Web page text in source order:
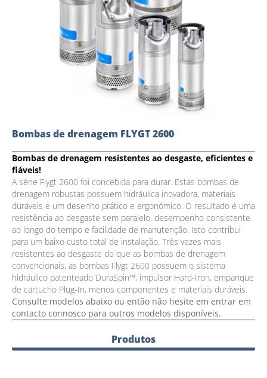
Bombas de drenagem FLYGT 2600
Bombas de drenagem resistentes ao desgaste, eficientes e
fiáveis!
A série Flygt 2600 foi concebida para durar. Estas bombas de
drenagem robustas possuem hidráulica inovadora, materiais
duráveis e um desenho prático e ergonómico. O resultado é uma
resistência ao desgaste sem paralelo, desempenho consistente
ao longo do tempo e facilidade de manutenção. Isto contribui
para um baixo custo total de instalação. Três vezes mais
resistentes ao desgaste do que as bombas de drenagem
convencionais, as bombas Flygt 2600 possuem o sistema
hidráulico patenteado DuraSpin™, impulsor Hard-Iron, empanque
de cartucho Plug-In, menos componentes e materiais duráveis.
Consulte modelos abaixo ou então não hesite em entrar em
contacto connosco para outros modelos disponíveis.
Produtos